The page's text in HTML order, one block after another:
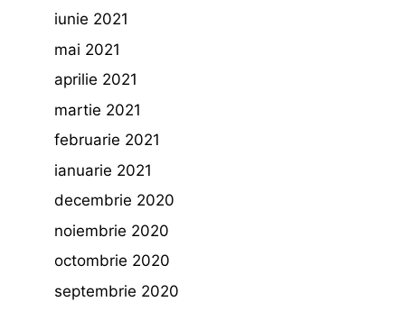
iunie 2021
mai 2021
aprilie 2021
martie 2021
februarie 2021
ianuarie 2021
decembrie 2020
noiembrie 2020
octombrie 2020
septembrie 2020